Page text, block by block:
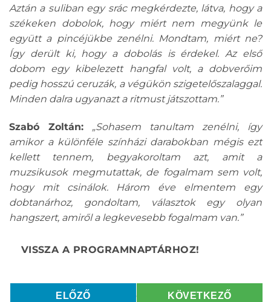
Aztán a suliban egy srác megkérdezte, látva, hogy a
székeken dobolok, hogy miért nem megyünk le
együtt a pincéjükbe zenélni. Mondtam, miért ne?
Így derült ki, hogy a dobolás is érdekel. Az első
dobom egy kibelezett hangfal volt, a dobverőim
pedig hosszú ceruzák, a végükön szigetelőszalaggal.
Minden dalra ugyanazt a ritmust játszottam.”
Szabó Zoltán:
„Sohasem tanultam zenélni, így
amikor a különféle színházi darabokban mégis ezt
kellett tennem, begyakoroltam azt, amit a
muzsikusok megmutattak, de fogalmam sem volt,
hogy mit csinálok. Három éve elmentem egy
dobtanárhoz, gondoltam, választok egy olyan
hangszert, amiről a legkevesebb fogalmam van.”
ELŐZŐ KÖVETKEZŐ